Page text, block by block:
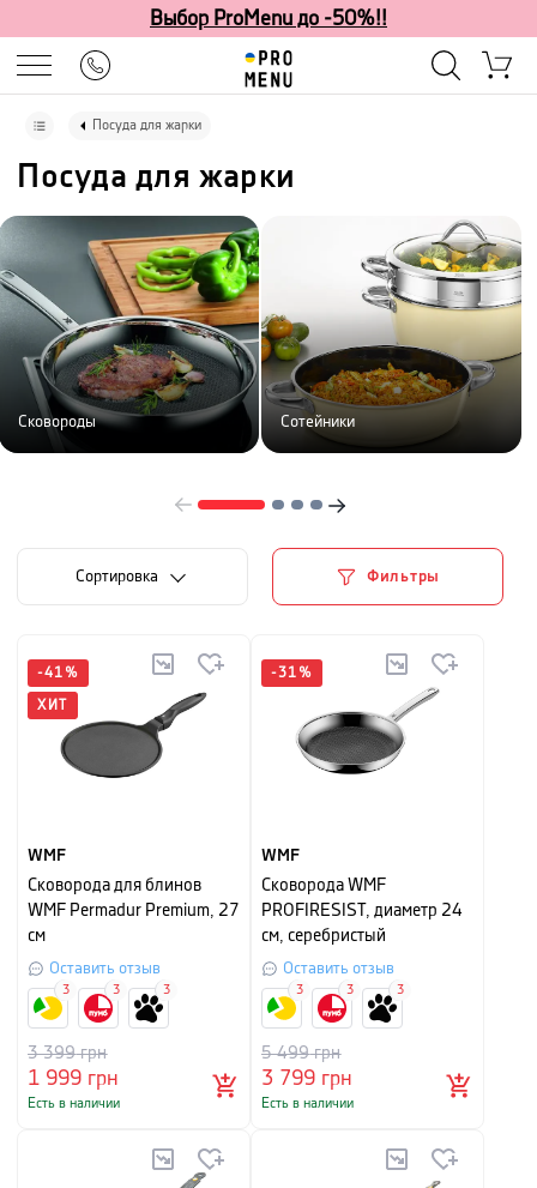
Выбор ProMenu до -50%!!
Посуда для жарки
Посуда для жарки
Сковороды Сотейники
Cортировка Фильтры
-41 %
ХИТ
WMF
Сковорода для блинов
WMF Permadur Premium, 27
см
Оставить отзыв
1 999 грн
3 399грн
Есть в наличии
3 3 3
-31 %
WMF
Сковорода WMF
PROFIRESIST, диаметр 24
см, серебристый
Оставить отзыв
3 799 грн
5 499грн
Есть в наличии
3 3 3